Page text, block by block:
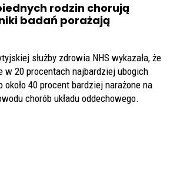
rodzin chorują
badań porażają
służby zdrowia NHS wykazała, że
w 20 procentach najbardziej ubogich
40 procent bardziej narażone na
chorób układu oddechowego.